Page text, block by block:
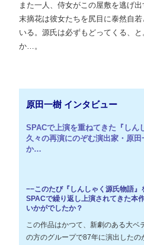
また一人、侍女がこの屋敷を逃げ
末摘花は彼女たちを尻目に泰然自
いる。源氏は必ずもどってくる、
か…。
原田一樹 インタビュー
SPACで上演を重ねてきた『しん
久々の再演にのぞむ演出家・原
か…
−−このたび『しんしゃく源氏物語』
SPACで繰り返し上演されてきた本
いかがでしたか？
この作品はかつて、新劇のある大ベ
の方のグループで87年に演出した